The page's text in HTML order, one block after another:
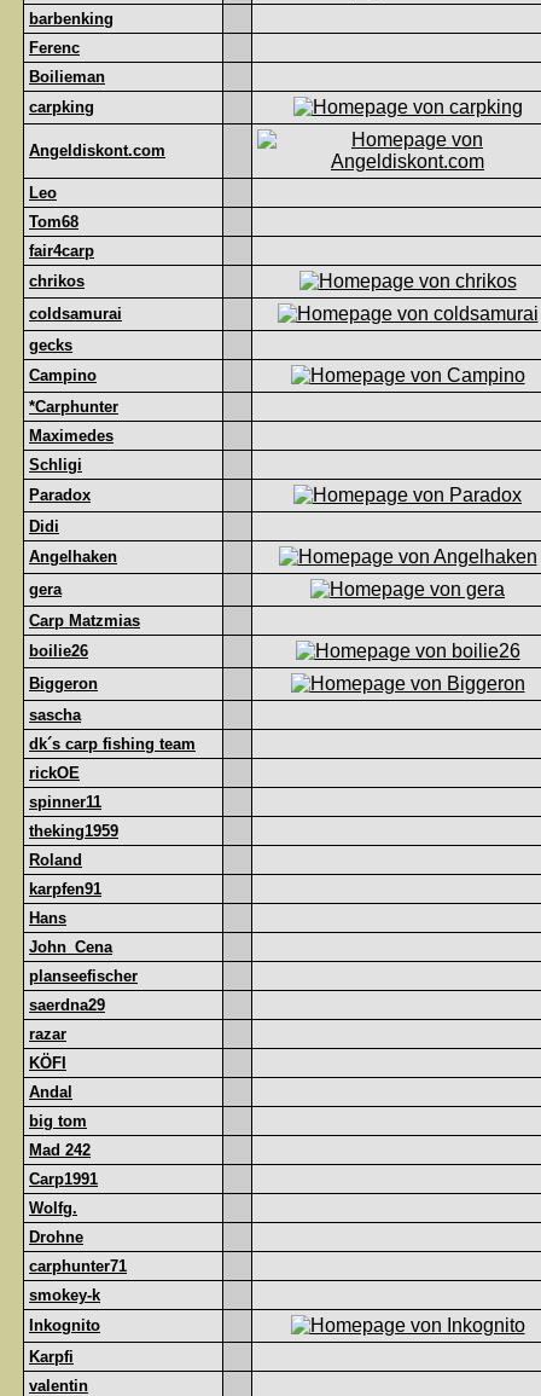
barbenking
Ferenc
Boilieman
carpking
Angeldiskont.com
Leo
Tom68
fair4carp
chrikos
coldsamurai
gecks
Campino
*Carphunter
Maximedes
Schligi
Paradox
Didi
Angelhaken
gera
Carp Matzmias
boilie26
Biggeron
sascha
dk´s carp fishing team
rickOE
spinner11
theking1959
Roland
karpfen91
Hans
John_Cena
planseefischer
saerdna29
razar
KÖFI
Andal
big tom
Mad 242
Carp1991
Wolfg.
Drohne
carphunter71
smokey-k
Inkognito
Karpfi
valentin